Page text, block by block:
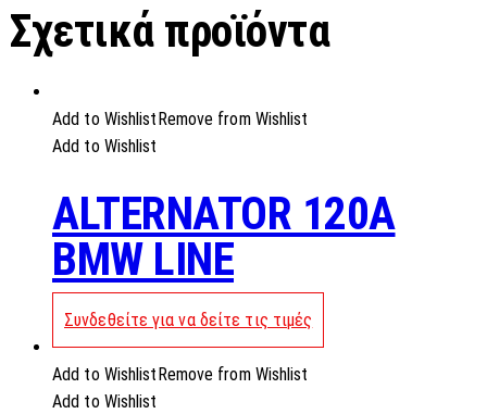
Σχετικά προϊόντα
Add to Wishlist Remove from Wishlist
Add to Wishlist
ALTERNATOR 120A
BMW LINE
Συνδεθείτε για να δείτε τις τιμές
Add to WishlistRemove from Wishlist
Add to Wishlist